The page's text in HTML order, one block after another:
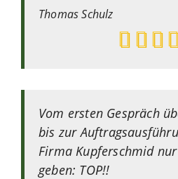
ThomasSchulz
Vom ersten Gespräch
bis zur
Firma Kupferschmid
geben: TOP!!